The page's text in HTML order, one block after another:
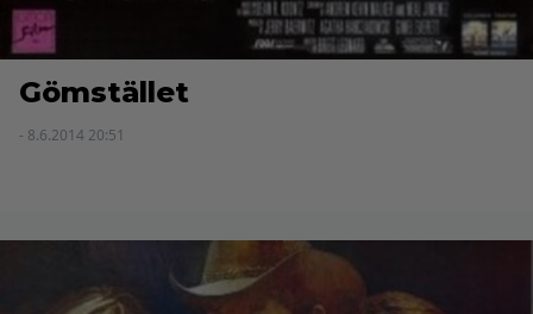
Gömstället
- 8.6.2014 20:51